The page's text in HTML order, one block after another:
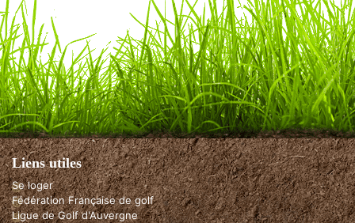
Liens utiles
Se loger
Fédération Française de golf
Ligue de Golf d'Auvergne